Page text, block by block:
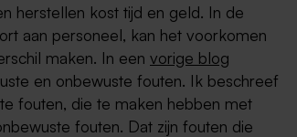
herstellen kost tijd en geld. In de
aan personeel, kan het voorkomen
maken. In een vorige blog
en onbewuste fouten. Ik beschreef
fouten, die te maken hebben met
fouten. Dat zijn fouten die